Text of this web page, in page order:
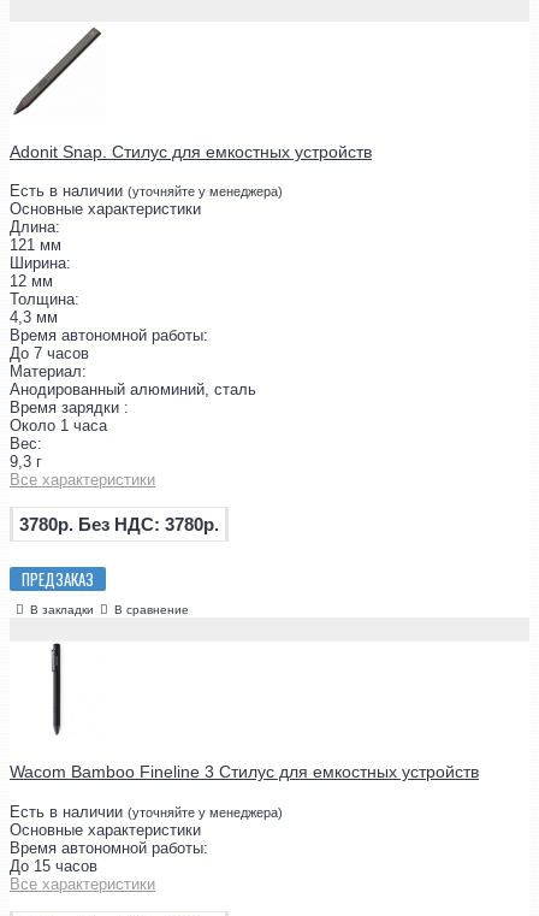
Adonit Snap. Стилус для емкостных устройств
Есть в наличии (уточняйте у менеджера)
Основные характеристики
Длина:
121 мм
Ширина:
12 мм
Толщина:
4,3 мм
Время автономной работы:
До 7 часов
Материал:
Анодированный алюминий, сталь
Время зарядки :
Около 1 часа
Вес:
9,3 г
Все характеристики
3780р. Без НДС: 3780р.
ПРЕДЗАКАЗ
В закладки В сравнение
Wacom Bamboo Fineline 3 Стилус для емкостных устройств
Есть в наличии (уточняйте у менеджера)
Основные характеристики
Время автономной работы:
До 15 часов
Все характеристики